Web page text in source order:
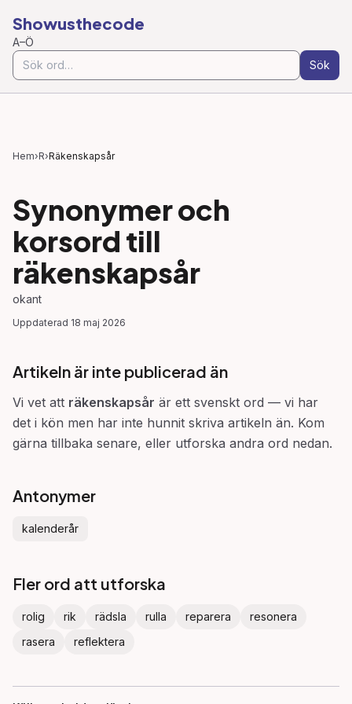
Showusthecode
A–Ö
Sök
Hem›R›Räkenskapsår
Synonymer och
korsord till
räkenskapsår
okant
Uppdaterad 18 maj 2026
Artikeln är inte publicerad än
Vi vet att räkenskapsår är ett svenskt ord — vi har
det i kön men har inte hunnit skriva artikeln än. Kom
gärna tillbaka senare, eller utforska andra ord nedan.
Antonymer
kalenderår
Fler ord att utforska
rolig rik rädsla rulla reparera
resonera
rasera
reflektera